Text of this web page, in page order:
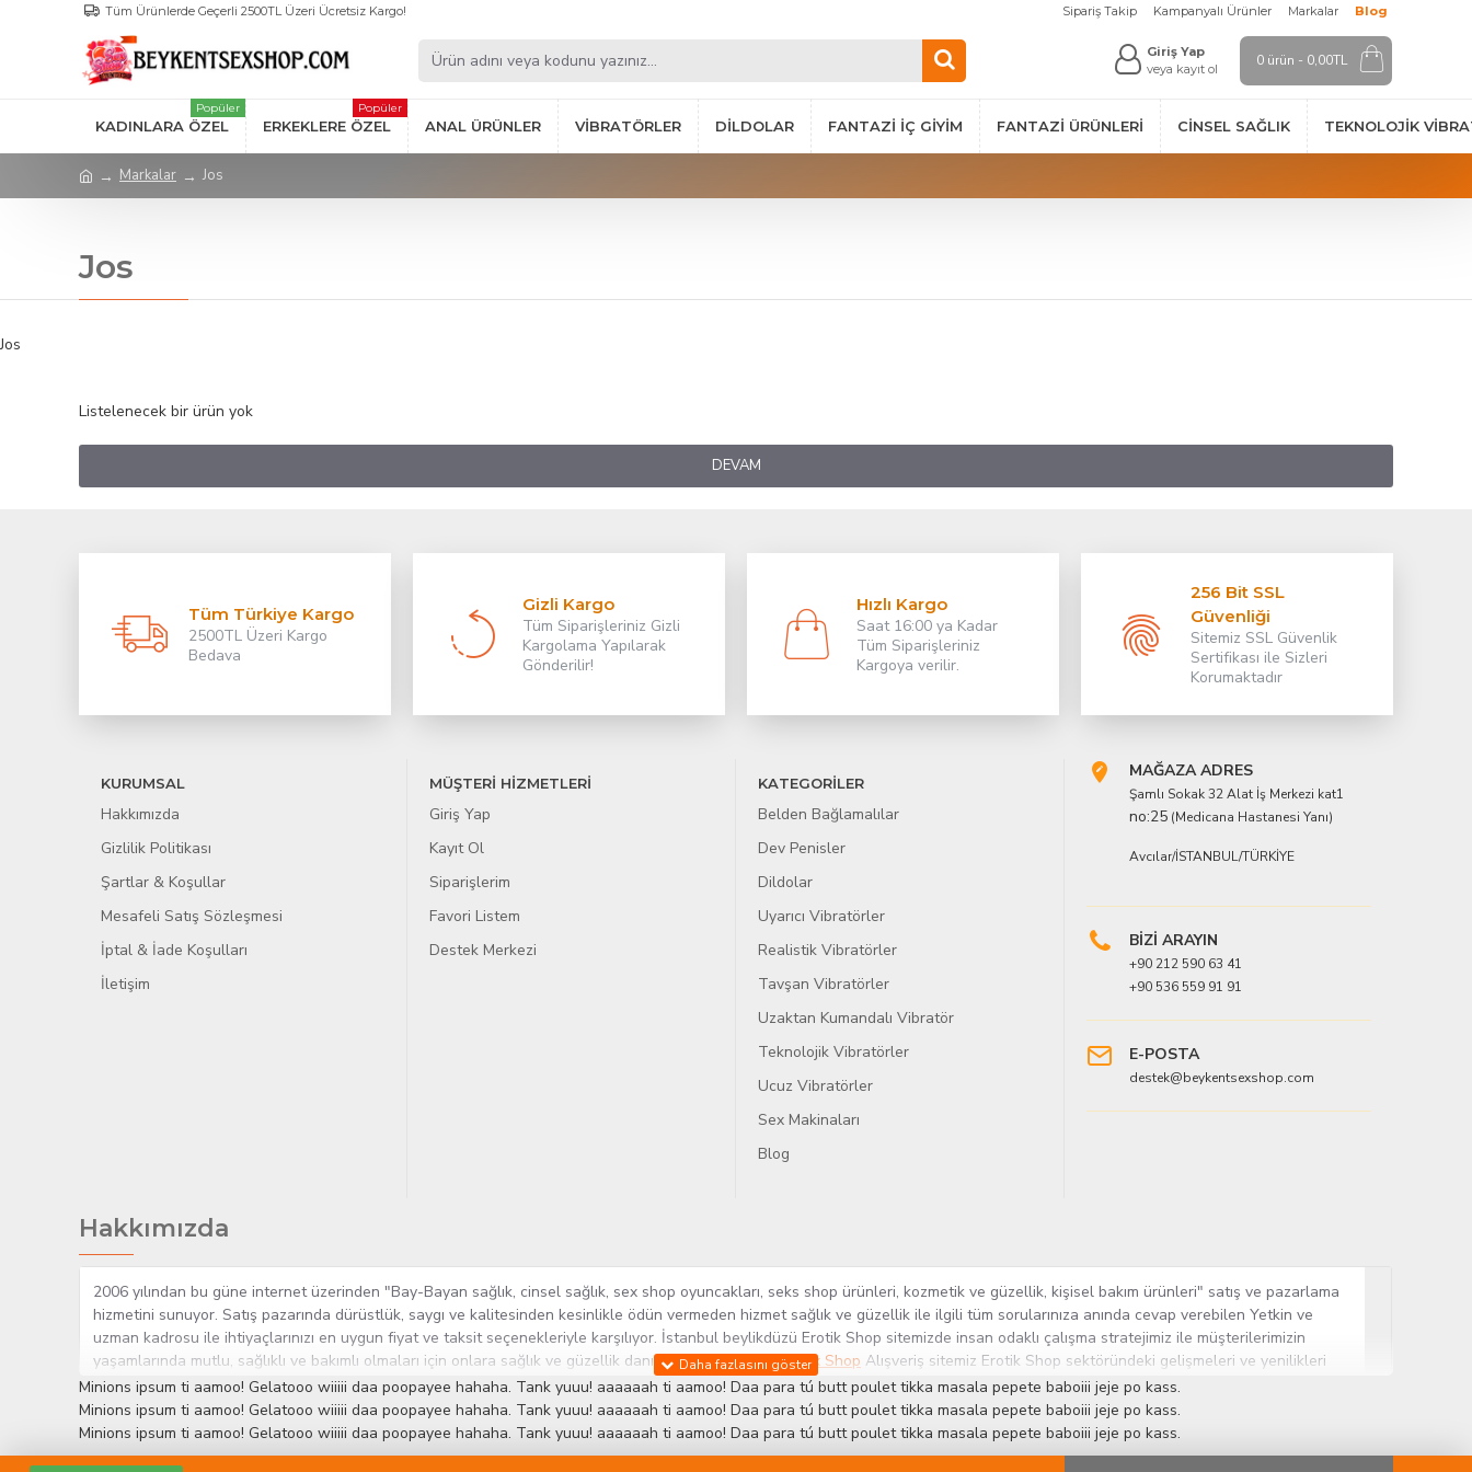
Tüm Ürünlerde Geçerli 2500TL Üzeri Ücretsiz Kargo! Sipariş Takip Kampanyalı Ürünler Markalar Blog
Giriş Yap
veya kayıt ol
0 ürün - 0,00TL
KADINLARA ÖZEL
Popüler
ERKEKLERE ÖZEL
Popüler
ANAL ÜRÜNLER VIBRATÖRLER DILDOLAR FANTAZI İÇ GIYIM FANTAZI ÜRÜNLERI CINSEL SAĞLIK TEKNOLOJIK
Markalar Jos
Jos
Jos
Listelenecek bir ürün yok
DEVAM
Tüm Türkiye Kargo
2500TL Üzeri Kargo
Bedava
Gizli Kargo
Tüm Siparişleriniz Gizli
Kargolama Yapılarak
Gönderilir!
Hızlı Kargo
Saat 16:00 ya Kadar
Tüm Siparişleriniz
Kargoya verilir.
256 Bit SSL
Güvenliği
Sitemiz SSL Güvenlik
Sertifikası ile Sizleri
Korumaktadır
KURUMSAL
Hakkımızda
Gizlilik Politikası
Şartlar & Koşullar
Mesafeli Satış Sözleşmesi
İptal & İade Koşulları
İletişim
MÜŞTERİ HİZMETLERİ
Giriş Yap
Kayıt Ol
Siparişlerim
Favori Listem
Destek Merkezi
KATEGORİLER
Belden Bağlamalılar
Dev Penisler
Dildolar
Uyarıcı Vibratörler
Realistik Vibratörler
Tavşan Vibratörler
Uzaktan Kumandalı Vibratör
Teknolojik Vibratörler
Ucuz Vibratörler
Sex Makinaları
Blog
MAĞAZA ADRES
Şamlı Sokak 32 Alat İş Merkezi kat1
no:25 (Medicana Hastanesi Yanı)
Avcılar/İSTANBUL/TÜRKİYE
BİZİ ARAYIN
+90 212 590 63 41
+90 536 559 91 91
E-POSTA
destek@beykentsexshop.com
Hakkımızda
2006 yılından bu güne internet üzerinden "Bay-Bayan sağlık, cinsel sağlık, sex shop oyuncakları, seks shop ürünleri, kozmetik ve güzellik, kişisel bakım ürünleri" satış ve pazarlama
hizmetini sunuyor. Satış pazarında dürüstlük, saygı ve kalitesinden kesinlikle ödün vermeden hizmet sağlık ve güzellik ile ilgili tüm sorularınıza anında cevap verebilen Yetkin ve
uzman kadrosu ile ihtiyaçlarınızı en uygun fiyat ve taksit seçenekleriyle karşılıyor. İstanbul beylikdüzü Erotik Shop sitemizde insan odaklı çalışma stratejimiz ile müşterilerimizin
yaşamlarında mutlu, sağlıklı ve bakımlı olmaları için onlara sağlık ve güzellik danışmanlığı sağlıyoruz.Sex Shop Alışveriş sitemiz Erotik Shop sektöründeki gelişmeleri ve yenilikleri
çok yakından takip etmesi, yaklaşık 5000'e yakın geniş ürün yelpazesi ile Türkiye'de bu sektörde kendi alanımızda en geniş ürün gurubuna sahip ender mağazalardan biri olması,
müşteri memnuniyetini her zaman ön planda tutan yaklaşımcı ve yenilikçi servislerin geliştirilmesi konusundaki becerileri ile kendisine Cinsel Ürün hayatında lider ve kalıcı bir yer
edinmiştir.
Minions ipsum ti aamoo! Gelatooo wiiiii daa poopayee hahaha. Tank yuuu! aaaaaah ti aamoo! Daa para tú butt poulet tikka masala pepete baboiii jeje po kass.
Minions ipsum ti aamoo! Gelatooo wiiiii daa poopayee hahaha. Tank yuuu! aaaaaah ti aamoo! Daa para tú butt poulet tikka masala pepete baboiii jeje po kass.
Minions ipsum ti aamoo! Gelatooo wiiiii daa poopayee hahaha. Tank yuuu! aaaaaah ti aamoo! Daa para tú butt poulet tikka masala pepete baboiii jeje po kass.